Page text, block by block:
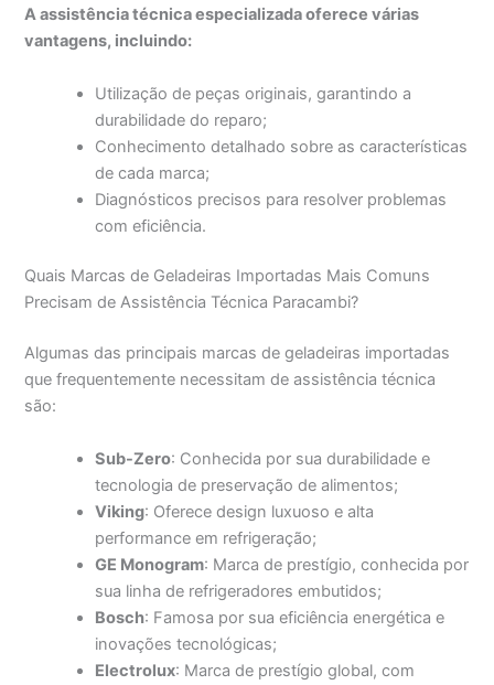
A assistência técnica especializada oferece várias
vantagens, incluindo:
Utilização de peças originais, garantindo a
durabilidade do reparo;
Conhecimento detalhado sobre as características
de cada marca;
Diagnósticos precisos para resolver problemas
com eficiência.
Quais Marcas de Geladeiras Importadas Mais Comuns
Precisam de Assistência Técnica Paracambi?
Algumas das principais marcas de geladeiras importadas
que frequentemente necessitam de assistência técnica
são:
Sub-Zero: Conhecida por sua durabilidade e
tecnologia de preservação de alimentos;
Viking: Oferece design luxuoso e alta
performance em refrigeração;
GE Monogram: Marca de prestígio, conhecida por
sua linha de refrigeradores embutidos;
Bosch: Famosa por sua eficiência energética e
inovações tecnológicas;
Electrolux: Marca de prestígio global, com